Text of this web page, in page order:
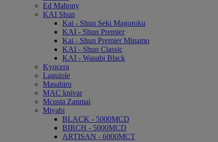
Ed Mahony
KAI Shun
Kai - Shun Seki Magoroku
KAI - Shun Premier
Kai - Shun Premier Minamo
KAI - Shun Classic
KAI - Wasabi Black
Kyocera
Laguiole
Masahiro
MAC knivar
Mcusta Zanmai
Miyabi
BLACK - 5000MCD
BIRCH - 5000MCD
ARTISAN - 6000MCT